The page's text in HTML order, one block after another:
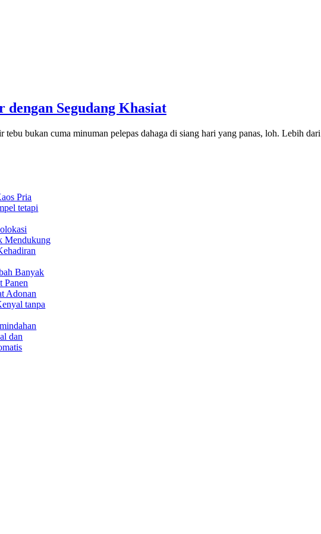
Segudang Khasiat
bukan cuma minuman pelepas dahaga di siang hari yang panas, loh. Lebih
Pria
tetapi
Mendukung
Banyak
Panen
Adonan
tanpa
dan